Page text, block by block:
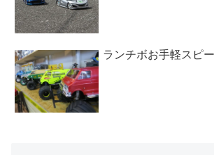
ランチボお手軽スピ